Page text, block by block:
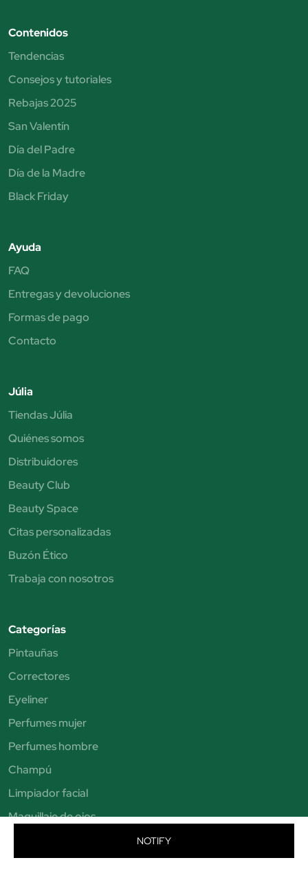
NOTIFY
Contenidos
Tendencias
Consejos y tutoriales
Rebajas 2025
San Valentín
Día del Padre
Día de la Madre
Black Friday
Ayuda
FAQ
Entregas y devoluciones
Formas de pago
Contacto
Júlia
Tiendas Júlia
Quiénes somos
Distribuidores
Beauty Club
Beauty Space
Citas personalizadas
Buzón Ético
Trabaja con nosotros
Categorías
Pintauñas
Correctores
Eyeliner
Perfumes mujer
Perfumes hombre
Champú
Limpiador facial
Maquillaje de ojos